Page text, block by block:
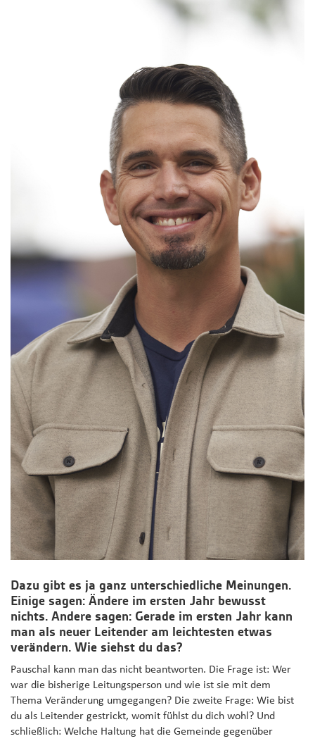
Dazu gibt es ja ganz unterschiedliche Meinungen.
Einige sagen: Ändere im ersten Jahr bewusst
nichts. Andere sagen: Gerade im ersten Jahr kann
man als neuer Leitender am leichtesten etwas
verändern. Wie siehst du das?
Pauschal kann man das nicht beantworten. Die Frage ist: Wer
war die bisherige Leitungsperson und wie ist sie mit dem
Thema Veränderung umgegangen? Die zweite Frage: Wie bist
du als Leitender gestrickt, womit fühlst du dich wohl? Und
schließlich: Welche Haltung hat die Gemeinde gegenüber